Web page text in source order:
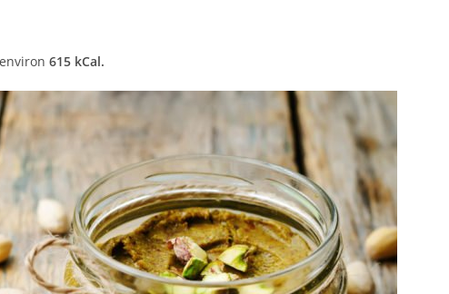
615 kCal.